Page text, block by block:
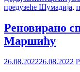
предузеће Шумадија,
Реновирано
Маршићу
26.08.202226.08.2022